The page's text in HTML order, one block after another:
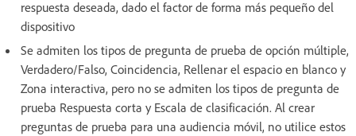
respuesta deseada, dado el factor de forma más pequeño del
dispositivo
Se admiten los tipos de pregunta de prueba de opción múltiple,
Verdadero/Falso, Coincidencia, Rellenar el espacio en blanco y
Zona interactiva, pero no se admiten los tipos de pregunta de
prueba Respuesta corta y Escala de clasificación. Al crear
preguntas de prueba para una audiencia móvil, no utilice estos